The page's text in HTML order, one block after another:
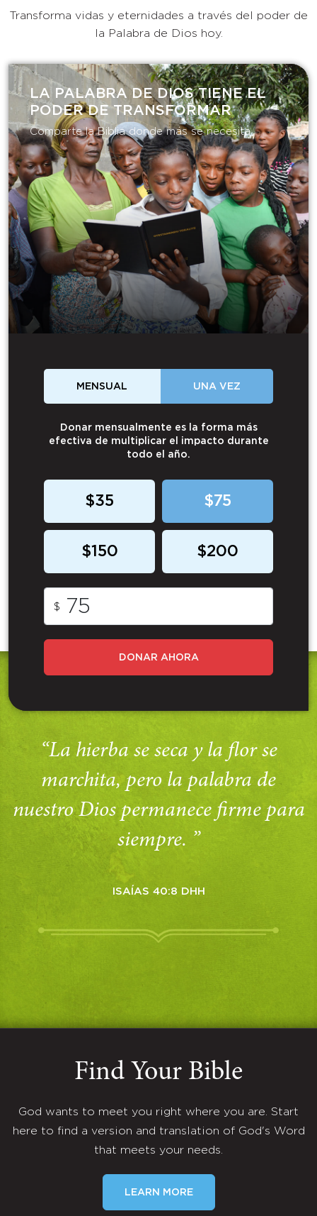
Transforma vidas y eternidades a través del poder de
la Palabra de Dios hoy.
LA PALABRA DE DIOS TIENE EL
PODER DE TRANSFORMAR​
Comparte la Biblia donde más se necesita.
MENSUAL UNA VEZ
Donar mensualmente es la forma más
efectiva de multiplicar el impacto durante
todo el año.
$35 $75
$150 $200
$
DONAR AHORA
“La hierba se seca y la flor se
marchita, pero la palabra de
nuestro Dios permanece firme para
siempre. ”
ISAÍAS 40:8 DHH
Find Your Bible
God wants to meet you right where you are. Start
here to find a version and translation of God's Word
that meets your needs.
LEARN MORE